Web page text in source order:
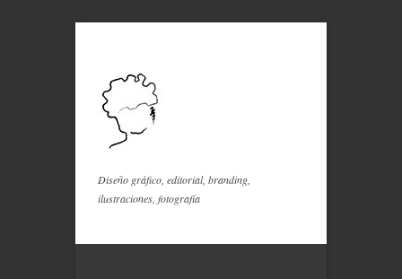
Diseño gráfico, editorial, branding,
ilustraciones, fotografía